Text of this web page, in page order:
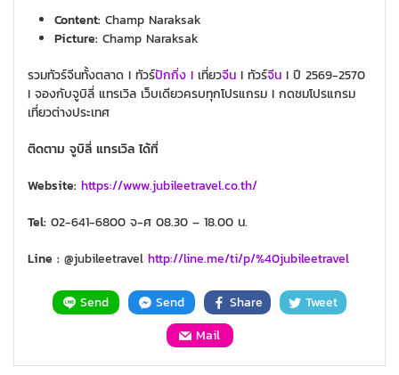
Content: Champ Naraksak
Picture: Champ Naraksak
รวมทัวร์จีนทั้งตลาด I ทัวร์ปักกิ่ง I เที่ยวจีน I ทัวร์จีน I ปี 2569-2570
I จองกับจูบิลี่ แทรเวิล เว็บเดียวครบทุกโปรแกรม I กดชมโปรแกรม
เที่ยวต่างประเทศ
ติดตาม จูบิลี่ แทรเวิล ได้ที่
Website: https://www.jubileetravel.co.th/
Tel: 02-641-6800 จ-ศ 08.30 – 18.00 น.
Line : @jubileetravel http://line.me/ti/p/%40jubileetravel
Send Send Share
Tweet
Mail